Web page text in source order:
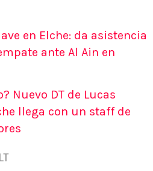
en Elche: da asistencia
ante Al Ain en
Nuevo DT de Lucas
llega con un staff de